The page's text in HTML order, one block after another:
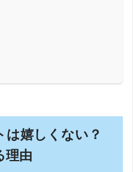
嬉しくない？
理由